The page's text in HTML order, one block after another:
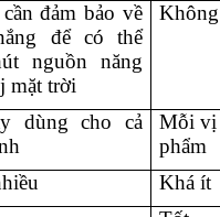
đảm bảo về
để có thể
nguồn năng
mặt trời
dùng cho cả
Mỗi vị
phẩm
Khá ít